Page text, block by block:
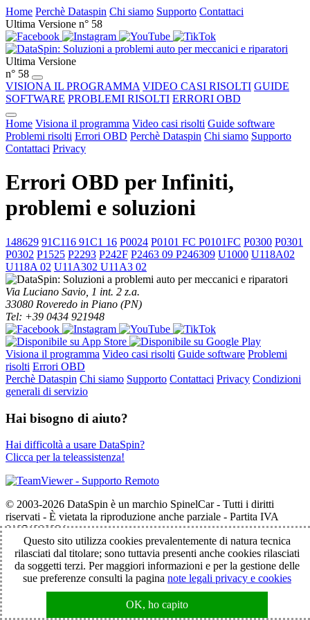
Home Perchè Dataspin Chi siamo Supporto Contattaci
Ultima Versione n° 58
Ultima Versione
n° 58
VISIONA IL PROGRAMMA VIDEO CASI RISOLTI GUIDE
SOFTWARE PROBLEMI RISOLTI ERRORI OBD
Home Visiona il programma Video casi risolti Guide software
Problemi risolti Errori OBD Perchè Dataspin Chi siamo Supporto
Contattaci Privacy
Errori OBD per Infiniti,
problemi e soluzioni
148629 91C116 91C1 16 P0024 P0101 FC P0101FC P0300 P0301
P0302 P1525 P2293 P242F P2463 09 P246309 U1000 U118A02
U118A 02 U11A302 U11A3 02
Via Luciano Savio, 1 int. 2 z.a.
33080 Roveredo in Piano (PN)
Tel: +39 0434 921948
Visiona il programma Video casi risolti Guide software Problemi
risolti Errori OBD
Perchè Dataspin Chi siamo Supporto Contattaci Privacy Condizioni
generali di servizio
Hai bisogno di aiuto?
Hai difficoltà a usare DataSpin?
Clicca per la teleassistenza!
© 2003-2026 DataSpin è un marchio SpinelCar - Tutti i diritti
riservati - È vietata la riproduzione anche parziale - Partita IVA
01854890934
Questo sito utilizza cookies prevalentemente di natura tecnica
rilasciati dal titolare; sono tuttavia presenti anche cookies rilasciati
da soggetti terzi. Per maggiori informazioni e per la gestione delle
sue preferenze consulti la pagina note legali privacy e cookies
OK, ho capito